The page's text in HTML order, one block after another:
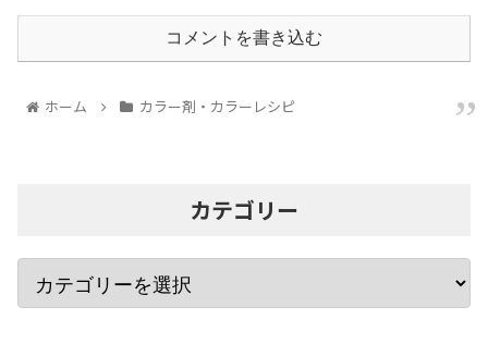
コメントを書き込む
ホーム カラー剤・カラーレシピ
カテゴリー